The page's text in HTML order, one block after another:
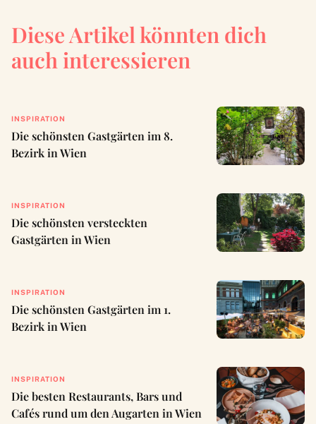
Diese Artikel könnten dich
auch interessieren
INSPIRATION
Die schönsten Gastgärten im 8.
Bezirk in Wien
INSPIRATION
Die schönsten versteckten
Gastgärten in Wien
INSPIRATION
Die schönsten Gastgärten im 1.
Bezirk in Wien
INSPIRATION
Die besten Restaurants, Bars und
Cafés rund um den Augarten in Wien